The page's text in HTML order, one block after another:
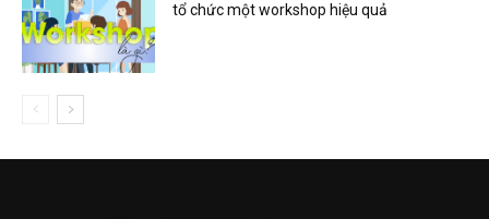
tổ chức một workshop hiệu quả